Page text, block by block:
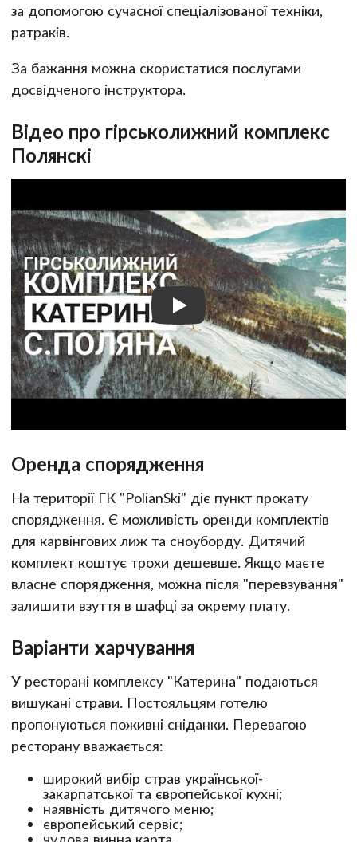
за допомогою сучасної спеціалізованої техніки,
ратраків.
За бажання можна скористатися послугами
досвідченого інструктора.
Відео про гірськолижний комплекс
Полянскі
Оренда спорядження
На території ГК "PolianSki" діє пункт прокату
спорядження. Є можливість оренди комплектів
для карвінгових лиж та сноуборду. Дитячий
комплект коштує трохи дешевше. Якщо маєте
власне спорядження, можна після "перевзування"
залишити взуття в шафці за окрему плату.
Варіанти харчування
У ресторані комплексу "Катерина" подаються
вишукані страви. Постояльцям готелю
пропонуються поживні сніданки. Перевагою
ресторану вважається:
широкий вибір страв української-
закарпатської та європейської кухні;
наявність дитячого меню;
європейський сервіс;